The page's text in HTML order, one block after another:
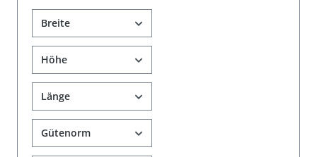
Breite
Höhe
Länge
Gütenorm